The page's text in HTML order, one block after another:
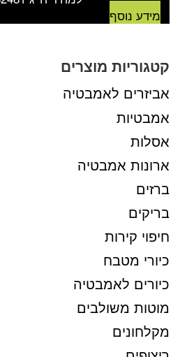
מידע נוסף
קטגוריות מוצרים
אביזרים לאמבטיה
אמבטיות
אסלות
ארונות אמבטיה
ברזים
בריקים
חיפוי קירות
כיורי מטבח
כיורים לאמבטיה
מוטות משולבים
מקלחונים